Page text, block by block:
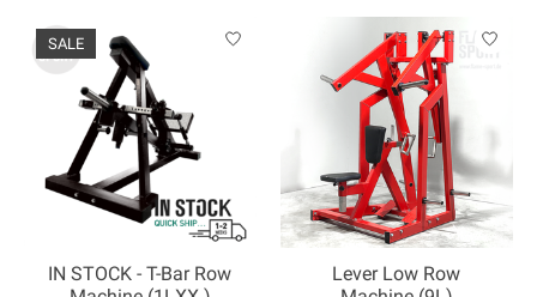
SALE
IN STOCK - T-Bar Row
Lever Low Row